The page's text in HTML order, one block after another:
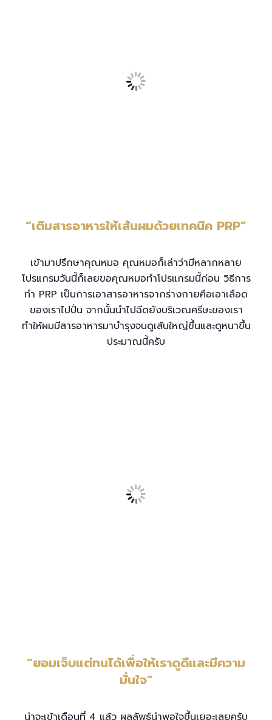
“เติมสารอาหารให้เส้นผมด้วยเทคนิค PRP”
เข้ามาปรึกษาคุณหมอ คุณหมอก็เล่าว่ามีหลากหลาย
โปรแกรมวันนี้ก็เลยขอคุณหมอทำโปรแกรมนี้ก่อน วิธีการ
ทำ PRP เป็นการเอาสารอาหารจากร่างกายคือเอาเลือด
ของเราไปปั่น จากนั้นนำไปฉีดยังบริเวณศรีษะของเรา
ทำให้ผมมีสารอาหารมาบำรุงจนดูเส้นใหญ่ขึ้นและดูหนาขึ้น
ประมาณนี้ครับ
“ยอมเจ็บแต่ทนได้เพื่อให้เราดูดีและมีความ
มั่นใจ”
น่าจะเข้าเดือนที่ 4 แล้ว ผลลัพธ์น่าพอใจขึ้นเยอะเลยครับ